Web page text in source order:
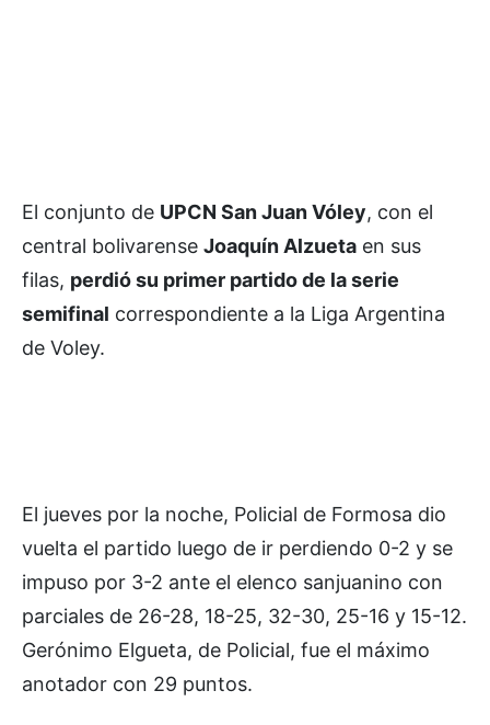
El conjunto de UPCN San Juan Vóley, con el
central bolivarense Joaquín Alzueta en sus
filas, perdió su primer partido de la serie
semifinal correspondiente a la Liga Argentina
de Voley.
El jueves por la noche, Policial de Formosa dio
vuelta el partido luego de ir perdiendo 0-2 y se
impuso por 3-2 ante el elenco sanjuanino con
parciales de 26-28, 18-25, 32-30, 25-16 y 15-12.
Gerónimo Elgueta, de Policial, fue el máximo
anotador con 29 puntos.